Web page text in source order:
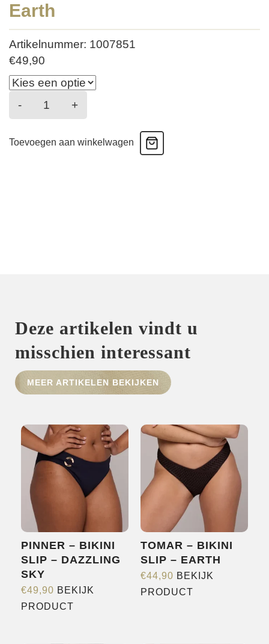
SHOP
MERKEN
NIEUWS
CONTACT
Earth
Artikelnummer: 1007851
€49,90
-
Tomar
Hoge
+
Toevoegen aan winkelwagen
Deze artikelen vindt u
misschien interessant
MEER ARTIKELEN BEKIJKEN
PINNER – BIKINI
SLIP – DAZZLING
SKY
€49,90 BEKIJK
PRODUCT
TOMAR – BIKINI
SLIP – EARTH
€44,90 BEKIJK
PRODUCT